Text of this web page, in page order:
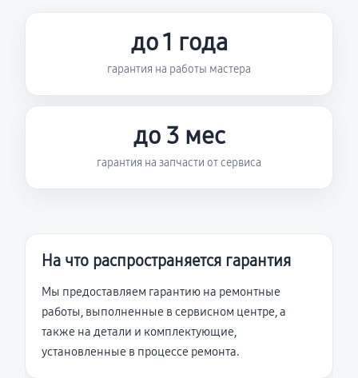
до 1 года
гарантия на работы мастера
до 3 мес
гарантия на запчасти от сервиса
На что распространяется гарантия
Мы предоставляем гарантию на ремонтные
работы, выполненные в сервисном центре, а
также на детали и комплектующие,
установленные в процессе ремонта.